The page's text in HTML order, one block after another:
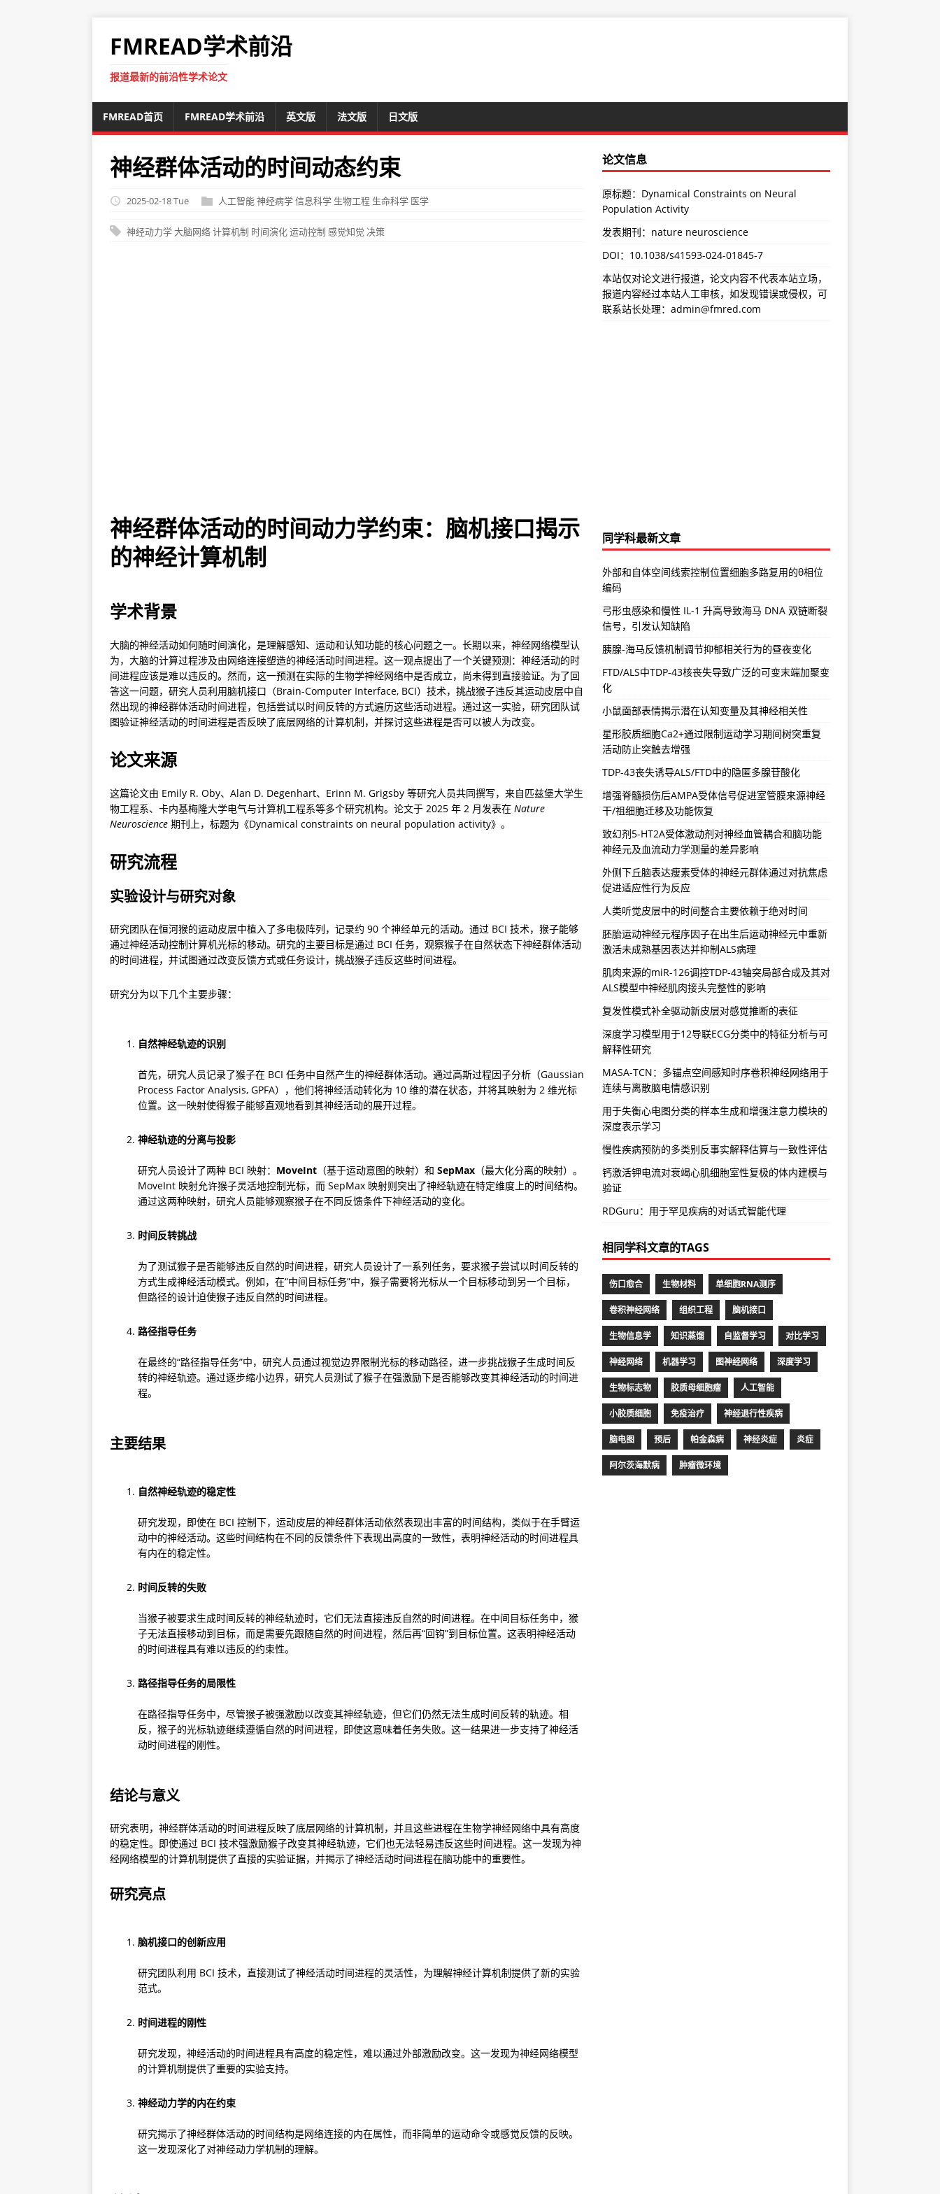
FMREAD学术前沿
报道最新的前沿性学术论文
FMREAD首页 FMREAD学术前沿 英文版 法文版 日文版
神经群体活动的时间动态约束
2025-02-18 Tue 人工智能神经病学信息科学 生物工程 生命科学 医学
神经动力学大脑网络计算机制 时间演化运动控制 感觉知觉 决策
神经群体活动的时间动力学约束：脑机接口揭示
的神经计算机制
学术背景
大脑的神经活动如何随时间演化，是理解感知、运动和认知功能的核心问题之一。长期以来，神经网络模型认
为，大脑的计算过程涉及由网络连接塑造的神经活动时间进程。这一观点提出了一个关键预测：神经活动的时
间进程应该是难以违反的。然而，这一预测在实际的生物学神经网络中是否成立，尚未得到直接验证。为了回
答这一问题，研究人员利用脑机接口（Brain-Computer Interface, BCI）技术，挑战猴子违反其运动皮层中自
然出现的神经群体活动时间进程，包括尝试以时间反转的方式遍历这些活动进程。通过这一实验，研究团队试
图验证神经活动的时间进程是否反映了底层网络的计算机制，并探讨这些进程是否可以被人为改变。
论文来源
这篇论文由 Emily R. Oby、Alan D. Degenhart、Erinn M. Grigsby 等研究人员共同撰写，来自匹兹堡大学生
物工程系、卡内基梅隆大学电气与计算机工程系等多个研究机构。论文于 2025 年 2 月发表在 Nature
Neuroscience 期刊上，标题为《Dynamical constraints on neural population activity》。
研究流程
实验设计与研究对象
研究团队在恒河猴的运动皮层中植入了多电极阵列，记录约 90 个神经单元的活动。通过 BCI 技术，猴子能够
通过神经活动控制计算机光标的移动。研究的主要目标是通过 BCI 任务，观察猴子在自然状态下神经群体活动
的时间进程，并试图通过改变反馈方式或任务设计，挑战猴子违反这些时间进程。
研究分为以下几个主要步骤：
自然神经轨迹的识别
首先，研究人员记录了猴子在 BCI 任务中自然产生的神经群体活动。通过高斯过程因子分析（Gaussian
Process Factor Analysis, GPFA），他们将神经活动转化为 10 维的潜在状态，并将其映射为 2 维光标
位置。这一映射使得猴子能够直观地看到其神经活动的展开过程。
神经轨迹的分离与投影
研究人员设计了两种 BCI 映射： MoveInt （基于运动意图的映射）和 SepMax （最大化分离的映射）。
MoveInt 映射允许猴子灵活地控制光标，而 SepMax 映射则突出了神经轨迹在特定维度上的时间结构。
通过这两种映射，研究人员能够观察猴子在不同反馈条件下神经活动的变化。
时间反转挑战
为了测试猴子是否能够违反自然的时间进程，研究人员设计了一系列任务，要求猴子尝试以时间反转的
方式生成神经活动模式。例如，在“中间目标任务”中，猴子需要将光标从一个目标移动到另一个目标，
但路径的设计迫使猴子违反自然的时间进程。
路径指导任务
在最终的“路径指导任务”中，研究人员通过视觉边界限制光标的移动路径，进一步挑战猴子生成时间反
转的神经轨迹。通过逐步缩小边界，研究人员测试了猴子在强激励下是否能够改变其神经活动的时间进
程。
主要结果
自然神经轨迹的稳定性
研究发现，即使在 BCI 控制下，运动皮层的神经群体活动依然表现出丰富的时间结构，类似于在手臂运
动中的神经活动。这些时间结构在不同的反馈条件下表现出高度的一致性，表明神经活动的时间进程具
有内在的稳定性。
时间反转的失败
当猴子被要求生成时间反转的神经轨迹时，它们无法直接违反自然的时间进程。在中间目标任务中，猴
子无法直接移动到目标，而是需要先跟随自然的时间进程，然后再“回钩”到目标位置。这表明神经活动
的时间进程具有难以违反的约束性。
路径指导任务的局限性
在路径指导任务中，尽管猴子被强激励以改变其神经轨迹，但它们仍然无法生成时间反转的轨迹。相
反，猴子的光标轨迹继续遵循自然的时间进程，即使这意味着任务失败。这一结果进一步支持了神经活
动时间进程的刚性。
结论与意义
研究表明，神经群体活动的时间进程反映了底层网络的计算机制，并且这些进程在生物学神经网络中具有高度
的稳定性。即使通过 BCI 技术强激励猴子改变其神经轨迹，它们也无法轻易违反这些时间进程。这一发现为神
经网络模型的计算机制提供了直接的实验证据，并揭示了神经活动时间进程在脑功能中的重要性。
研究亮点
脑机接口的创新应用
研究团队利用 BCI 技术，直接测试了神经活动时间进程的灵活性，为理解神经计算机制提供了新的实验
范式。
时间进程的刚性
研究发现，神经活动的时间进程具有高度的稳定性，难以通过外部激励改变。这一发现为神经网络模型
的计算机制提供了重要的实验支持。
神经动力学的内在约束
研究揭示了神经群体活动的时间结构是网络连接的内在属性，而非简单的运动命令或感觉反馈的反映。
这一发现深化了对神经动力学机制的理解。
论文信息
原标题：Dynamical Constraints on Neural
Population Activity
发表期刊：nature neuroscience
DOI： 10.1038/s41593-024-01845-7
本站仅对论文进行报道，论文内容不代表本站立场，
报道内容经过本站人工审核，如发现错误或侵权，可
联系站长处理：admin@fmred.com
同学科最新文章
外部和自体空间线索控制位置细胞多路复用的θ相位
编码
弓形虫感染和慢性 IL-1 升高导致海马 DNA 双链断裂
信号，引发认知缺陷
胰腺-海马反馈机制调节抑郁相关行为的昼夜变化
FTD/ALS中TDP-43核丧失导致广泛的可变末端加聚变
化
小鼠面部表情揭示潜在认知变量及其神经相关性
星形胶质细胞Ca2+通过限制运动学习期间树突重复
活动防止突触去增强
TDP-43丧失诱导ALS/FTD中的隐匿多腺苷酸化
增强脊髓损伤后AMPA受体信号促进室管膜来源神经
干/祖细胞迁移及功能恢复
致幻剂5-HT2A受体激动剂对神经血管耦合和脑功能
神经元及血流动力学测量的差异影响
外侧下丘脑表达瘦素受体的神经元群体通过对抗焦虑
促进适应性行为反应
人类听觉皮层中的时间整合主要依赖于绝对时间
胚胎运动神经元程序因子在出生后运动神经元中重新
激活未成熟基因表达并抑制ALS病理
肌肉来源的miR-126调控TDP-43轴突局部合成及其对
ALS模型中神经肌肉接头完整性的影响
复发性模式补全驱动新皮层对感觉推断的表征
深度学习模型用于12导联ECG分类中的特征分析与可
解释性研究
MASA-TCN：多锚点空间感知时序卷积神经网络用于
连续与离散脑电情感识别
用于失衡心电图分类的样本生成和增强注意力模块的
深度表示学习
慢性疾病预防的多类别反事实解释估算与一致性评估
钙激活钾电流对衰竭心肌细胞室性复极的体内建模与
验证
RDGuru：用于罕见疾病的对话式智能代理
相同学科文章的TAGS
伤口愈合 生物材料 单细胞RNA测序
卷积神经网络 组织工程 脑机接口
生物信息学 知识蒸馏 自监督学习 对比学习
神经网络 机器学习 图神经网络 深度学习
生物标志物 胶质母细胞瘤 人工智能
小胶质细胞 免疫治疗 神经退行性疾病
脑电图 预后 帕金森病 神经炎症 炎症
阿尔茨海默病 肿瘤微环境